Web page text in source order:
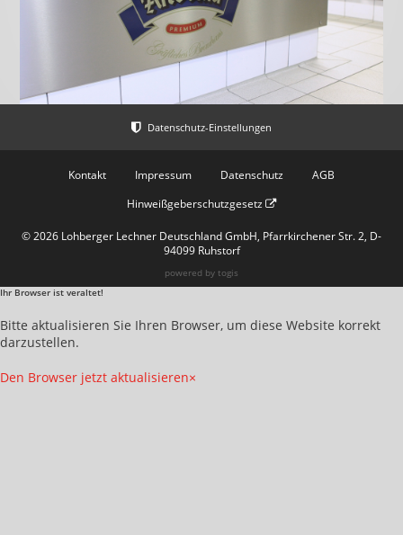
Kontakt Impressum Datenschutz
AGB
Hinweißgeberschutzgesetz
© 2026 Lohberger Lechner Deutschland GmbH, Pfarrkirchener Str. 2, D-
94099 Ruhstorf
powered by togis
Ihr Browser ist veraltet!
Bitte aktualisieren Sie Ihren Browser, um diese Website korrekt
darzustellen.
Den Browser jetzt aktualisieren×